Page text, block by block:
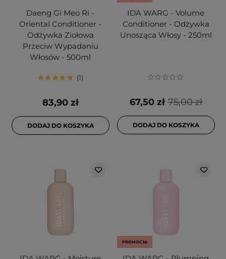
Daeng Gi Meo Ri -
Oriental Conditioner -
Odżywka Ziołowa
Przeciw Wypadaniu
Włosów - 500ml
1
83,90 zł
DODAJ DO KOSZYKA
IDA WARG - Volume
Conditioner - Odżywka
Unosząca Włosy - 250ml
75,00 zł
67,50 zł
DODAJ DO KOSZYKA
PROMOCJA